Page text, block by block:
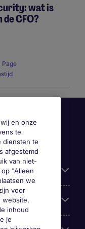
wat is
de CFO?
Page
en onze
te
diensten te
afgestemd
van niet-
"Alleen
we
voor
website,
inhoud
je